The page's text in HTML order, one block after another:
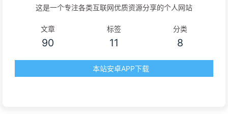
这是一个专注各类互联网优质资源分享的个人网站
文章
90
标签
11
分类
8
本站安卓APP下载